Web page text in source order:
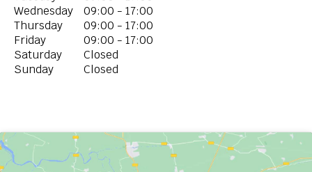
Wednesday
09:00 - 17:00
Thursday
09:00 - 17:00
Friday
09:00 - 17:00
Saturday
Closed
Sunday
Closed